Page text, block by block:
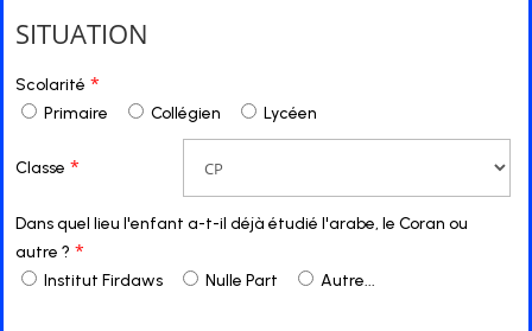
SITUATION
Scolarité *
Primaire Collégien Lycéen
Classe *
Dans quel lieu l'enfant a-t-il déjà étudié l'arabe, le Coran ou
autre ? *
Institut Firdaws Nulle Part Autre...